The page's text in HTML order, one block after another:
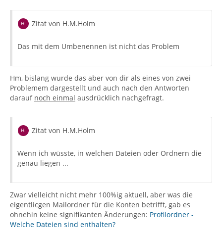
Zitat von H.M.Holm
Das mit dem Umbenennen ist nicht das Problem
Hm, bislang wurde das aber von dir als eines von zwei
Problemem dargestellt und auch nach den Antworten
darauf noch einmal ausdrücklich nachgefragt.
Zitat von H.M.Holm
Wenn ich wüsste, in welchen Dateien oder Ordnern die
genau liegen ...
Zwar vielleicht nicht mehr 100%ig aktuell, aber was die
eigentlicgen Mailordner für die Konten betrifft, gab es
ohnehin keine signifikanten Änderungen: Profilordner -
Welche Dateien sind enthalten?